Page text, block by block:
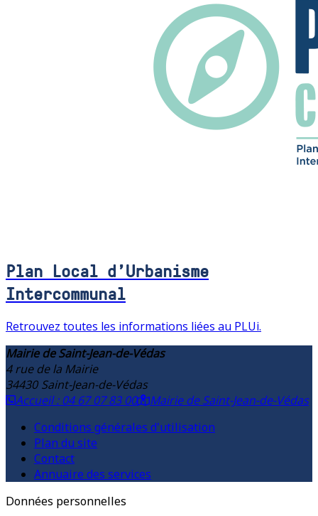
Plan Local d’Urbanisme
Intercommunal
Retrouvez toutes les informations liées au PLUi.
Mairie de Saint-Jean-de-Védas
4 rue de la Mairie
34430 Saint-Jean-de-Védas
Accueil : 04 67 07 83 00
Mairie de Saint-Jean-de-Védas
Conditions générales d'utilisation
Plan du site
Contact
Annuaire des services
Données personnelles